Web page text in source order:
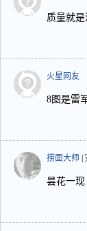
质量就
火星网友
8图是雷
捞面大师 [
昙花一现